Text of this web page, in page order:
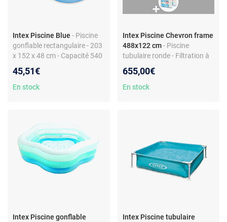
Intex Piscine Blue - Piscine
gonflable rectangulaire - 203
x 152 x 48 cm - Capacité 540
45,51€
En stock
Intex Piscine Chevron frame
488x122 cm - Piscine
tubulaire ronde - Filtration à
Texture chevrons
655,00€
En stock
Intex Piscine gonflable
Intex Piscine tubulaire